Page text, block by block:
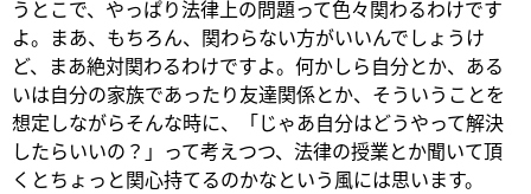
うとこで、やっぱり法律上の問題って色々関わるわけです
よ。まあ、もちろん、関わらない方がいいんでしょうけ
ど、まあ絶対関わるわけですよ。何かしら自分とか、ある
いは自分の家族であったり友達関係とか、そういうことを
想定しながらそんな時に、「じゃあ自分はどうやって解決
したらいいの？」って考えつつ、法律の授業とか聞いて頂
くとちょっと関心持てるのかなという風には思います。